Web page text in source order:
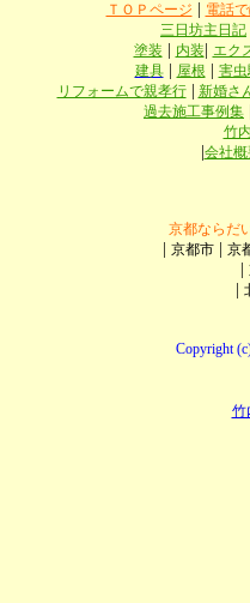
ＴＯＰページ 電話
三日坊主日記
塗装
内装 エク
建具| 屋根 害
リフォームで親孝行| 新婚さ
過去施工事例集
竹
会社概
京都ならだ
京都市 京
Copyright
竹